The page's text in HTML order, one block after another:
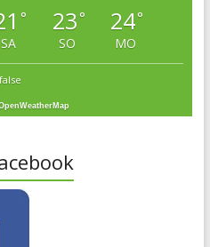
°
SA
23°
SO
24°
MO
false